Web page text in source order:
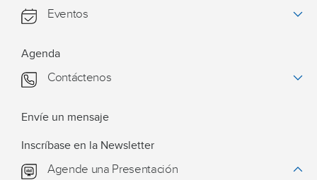
Eventos
Agenda
Contáctenos
Envíe un mensaje
Inscríbase en la Newsletter
Agende una Presentación